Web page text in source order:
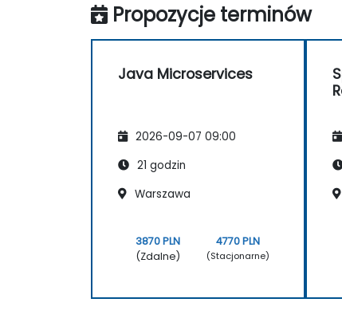
Propozycje terminów
Java Microservices
2026-09-07 09:00
21 godzin
Warszawa
3870 PLN
(Zdalne)
4770 PLN
(Stacjonarne)